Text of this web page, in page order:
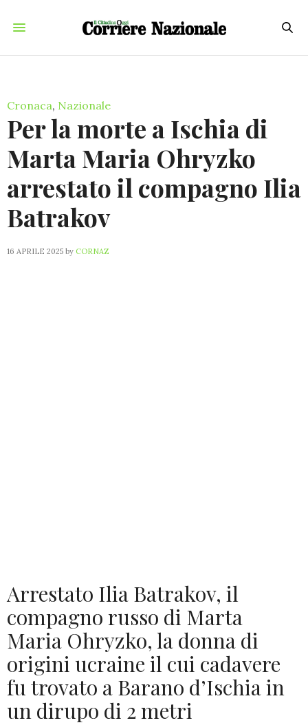
Cronaca, Nazionale
Per la morte a Ischia di
Marta Maria Ohryzko
arrestato il compagno Ilia
Batrakov
16 APRILE 2025 by CORNAZ
Arrestato Ilia Batrakov, il
compagno russo di Marta
Maria Ohryzko, la donna di
origini ucraine il cui cadavere
fu trovato a Barano d’Ischia in
un dirupo di 2 metri